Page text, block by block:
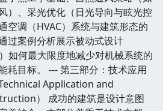
）、采光优化（日光导向与眩光控
空调（HVAC）系统与建筑形态的
过案例分析展示被动式设计
如何最大限度地减少对机械系统的
耗目标。 --- 第三部分：技术应用
Application and
） 成功的建筑是设计意图